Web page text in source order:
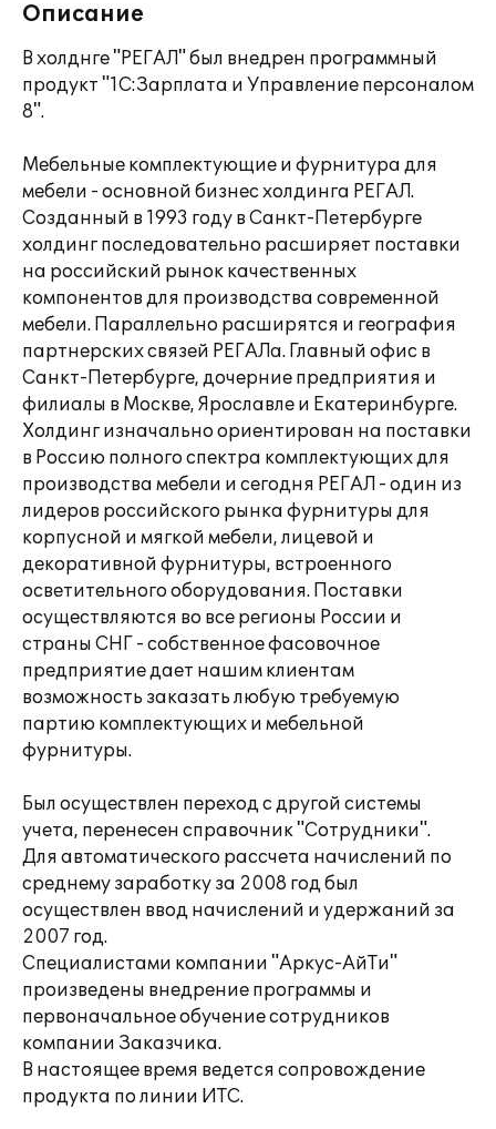
Описание
В холднге "РЕГАЛ" был внедрен программный
продукт "1С:Зарплата и Управление персоналом
8".
Мебельные комплектующие и фурнитура для
мебели - основной бизнес холдинга РЕГАЛ.
Созданный в 1993 году в Санкт-Петербурге
холдинг последовательно расширяет поставки
на российский рынок качественных
компонентов для производства современной
мебели. Параллельно расширятся и география
партнерских связей РЕГАЛа. Главный офис в
Санкт-Петербурге, дочерние предприятия и
филиалы в Москве, Ярославле и Екатеринбурге.
Холдинг изначально ориентирован на поставки
в Россию полного спектра комплектующих для
производства мебели и сегодня РЕГАЛ - один из
лидеров российского рынка фурнитуры для
корпусной и мягкой мебели, лицевой и
декоративной фурнитуры, встроенного
осветительного оборудования. Поставки
осуществляются во все регионы России и
страны СНГ - собственное фасовочное
предприятие дает нашим клиентам
возможность заказать любую требуемую
партию комплектующих и мебельной
фурнитуры.
Был осуществлен переход с другой системы
учета, перенесен справочник "Сотрудники".
Для автоматического рассчета начислений по
среднему заработку за 2008 год был
осуществлен ввод начислений и удержаний за
2007 год.
Специалистами компании "Аркус-АйТи"
произведены внедрение программы и
первоначальное обучение сотрудников
компании Заказчика.
В настоящее время ведется сопровождение
продукта по линии ИТС.